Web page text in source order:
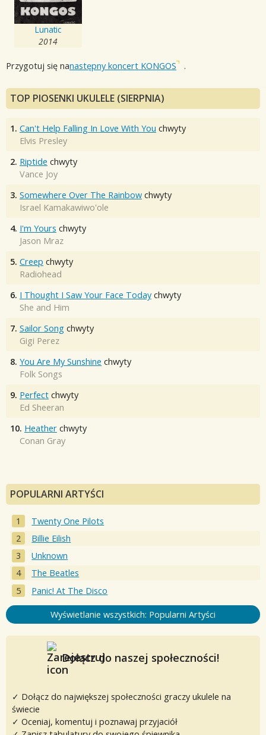
Lunatic
2014
Przygotuj się nanastępny koncert KONGOS .
TOP PIOSENKI UKULELE (SIERPNIA)
1. Can't Help Falling In Love With You chwyty
Elvis Presley
2. Riptide chwyty
Vance Joy
3. Somewhere Over The Rainbow chwyty
Israel Kamakawiwo'ole
4. I'm Yours chwyty
Jason Mraz
5. Creep chwyty
Radiohead
6. I Thought I Saw Your Face Today chwyty
She and Him
7. Sailor Song chwyty
Gigi Perez
8. You Are My Sunshine chwyty
Folk Songs
9. Perfect chwyty
Ed Sheeran
10. Heather chwyty
Conan Gray
POPULARNI ARTYŚCI
Twenty One Pilots
Billie Eilish
Unknown
The Beatles
Panic! At The Disco
Wyświetlanie wszystkich: Popularni Artyści
Dołącz do naszej społeczności!
✓ Dołącz do największej społeczności graczy ukulele na
świecie
✓ Oceniaj, komentuj i poznawaj przyjaciół